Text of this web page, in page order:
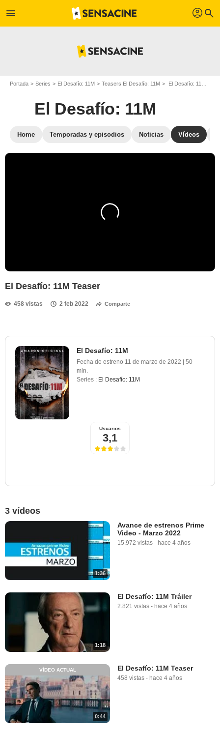
menu profil search
Portada Series El Desafío: 11M Teasers El Desafío: 11M El Desafío: 11M Teaser
El Desafío: 11M
Home Temporadas y episodios Noticias Vídeos
El Desafío: 11M Teaser
458 vistas 2 feb 2022 Comparte
El Desafío: 11M
Fecha de estreno 11 de marzo de 2022 | 50
min.
Series : El Desafío: 11M
Usuarios
3,1
3 vídeos
1:36
Avance de estrenos Prime
Video - Marzo 2022
15.972 vistas - hace 4 años
1:18
El Desafío: 11M Tráiler
2.821 vistas - hace 4 años
0:44
VÍDEO ACTUAL El Desafío: 11M Teaser
458 vistas - hace 4 años